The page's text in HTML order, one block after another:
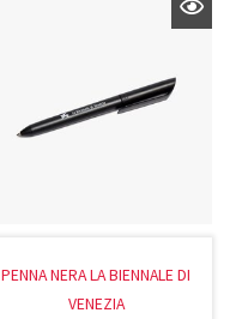
PENNA NERA LA BIENNALE DI
VENEZIA